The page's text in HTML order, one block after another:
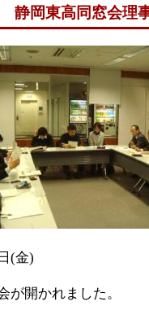
静岡東高同窓会
(金)
が開かれました。